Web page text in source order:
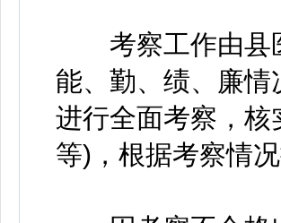
考察工作由县医
能、勤、绩、廉
进行全面考察，
等)，根据考察情